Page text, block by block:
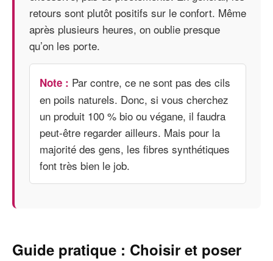
retours sont plutôt positifs sur le confort. Même
après plusieurs heures, on oublie presque
qu’on les porte.
Note : Par contre, ce ne sont pas des cils
en poils naturels. Donc, si vous cherchez
un produit 100 % bio ou végane, il faudra
peut-être regarder ailleurs. Mais pour la
majorité des gens, les fibres synthétiques
font très bien le job.
Guide pratique : Choisir et poser